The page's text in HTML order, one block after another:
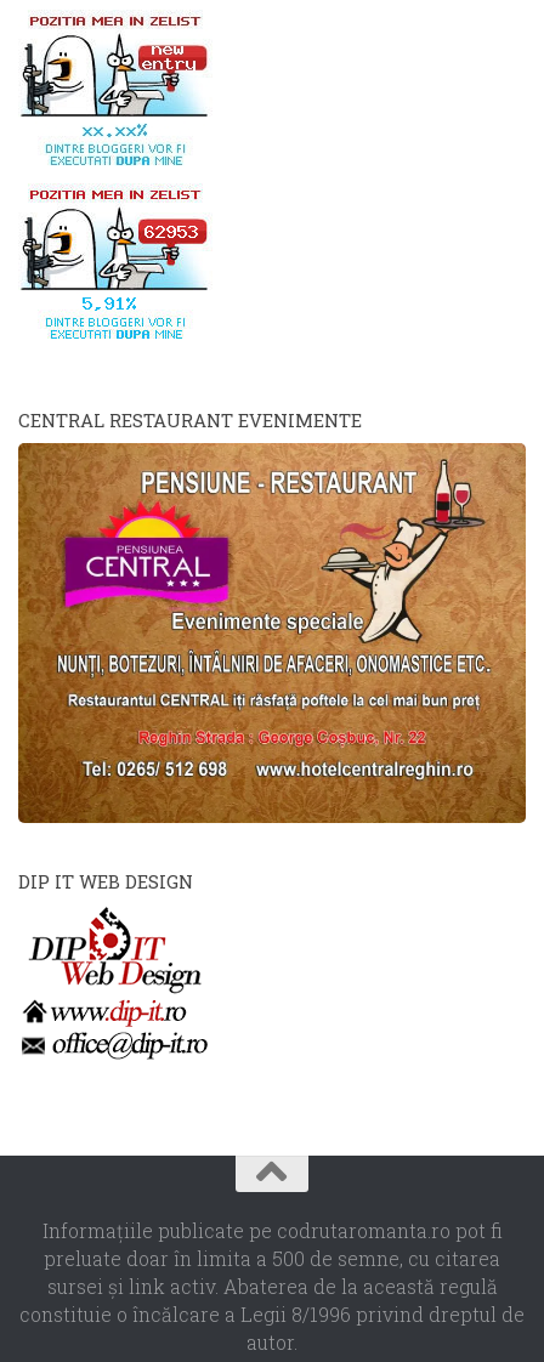
CENTRAL RESTAURANT EVENIMENTE
DIP IT WEB DESIGN
Informaţiile publicate pe codrutaromanta.ro pot fi
preluate doar în limita a 500 de semne, cu citarea
sursei şi link activ. Abaterea de la această regulă
constituie o încălcare a Legii 8/1996 privind dreptul de
autor.